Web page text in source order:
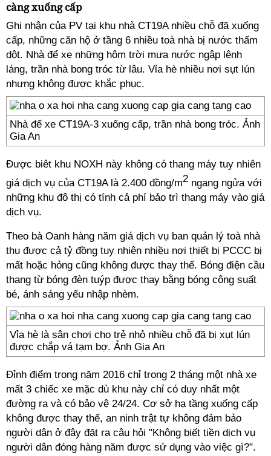
càng xuống cấp
Ghi nhận của PV tại khu nhà CT19A nhiều chỗ đã xuống
cấp, những căn hộ ở tầng 6 nhiều toà nhà bị nước thấm
dột. Nhà để xe những hôm trời mưa nước ngập lênh
láng, trần nhà bong tróc từ lâu. Vỉa hè nhiều nơi sụt lún
nhưng không được khắc phục.
Nhà để xe CT19A-3 xuống cấp, trần nhà bong tróc. Ảnh
Gia An
Được biêt khu NOXH này không có thang máy tuy nhiên
giá dịch vụ của CT19A là 2.400 đồng/m2 ngang ngửa với
những khu đô thị có tính cả phí bảo trì thang máy vào giá
dịch vụ.
Theo bà Oanh hàng năm giá dịch vụ ban quản lý toà nhà
thu được cả tỷ đồng tuy nhiên nhiều nơi thiết bị PCCC bị
mất hoặc hỏng cũng không được thay thế. Bóng điện cầu
thang từ bóng đèn tuýp được thay bằng bóng công suất
bé, ánh sáng yếu nhập nhèm.
Vỉa hè là sân chơi cho trẻ nhỏ nhiều chỗ đã bị xụt lún
được chắp vá tạm bợ. Ảnh Gia An
Đỉnh điểm trong năm 2016 chỉ trong 2 tháng một nhà xe
mất 3 chiếc xe mặc dù khu này chỉ có duy nhất một
đường ra và có bảo vệ 24/24. Cơ sở hạ tầng xuống cấp
không được thay thế, an ninh trật tự không đảm bảo
người dân ở đây đặt ra câu hỏi "Không biết tiền dịch vụ
người dân đóng hàng năm được sử dụng vào việc gì?".